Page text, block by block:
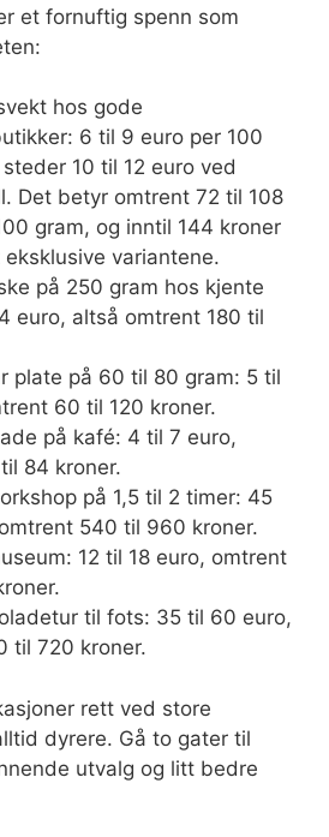
et fornuftig spenn som
hos gode
6 til 9 euro per 100
10 til 12 euro ved
Det betyr omtrent 72 til 108
gram, og inntil 144 kroner
variantene.
på 250 gram hos kjente
euro, altså omtrent 180 til
plate på 60 til 80 gram: 5 til
60 til 120 kroner.
på kafé: 4 til 7 euro,
84 kroner.
på 1,5 til 2 timer: 45
540 til 960 kroner.
12 til 18 euro, omtrent
til fots: 35 til 60 euro,
til 720 kroner.
rett ved store
dyrere. Gå to gater til
utvalg og litt bedre